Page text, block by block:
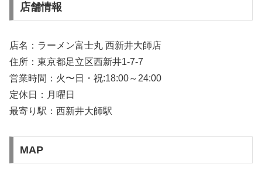
店舗情報
店名：ラーメン富士丸 西新井大師店
住所：東京都足立区西新井1-7-7
営業時間：火〜日・祝:18:00～24:00
定休日：月曜日
最寄り駅：西新井大師駅
MAP